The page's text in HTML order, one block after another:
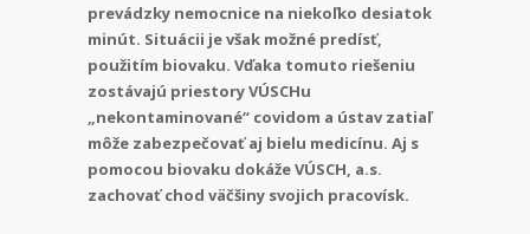
prevádzky nemocnice na niekoľko desiatok
minút. Situácii je však možné predísť,
použitím biovaku. Vďaka tomuto riešeniu
zostávajú priestory VÚSCHu
„nekontaminované“ covidom a ústav zatiaľ
môže zabezpečovať aj bielu medicínu. Aj s
pomocou biovaku dokáže VÚSCH, a.s.
zachovať chod väčšiny svojich pracovísk.